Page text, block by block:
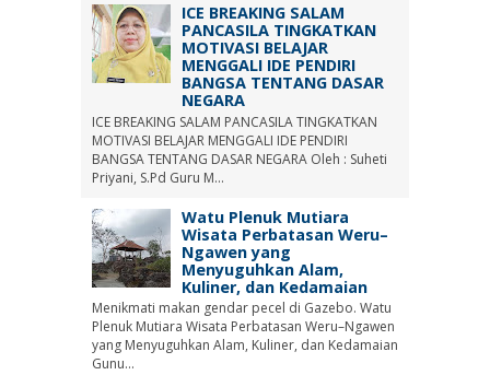
ICE BREAKING SALAM
PANCASILA TINGKATKAN
MOTIVASI BELAJAR
MENGGALI IDE PENDIRI
BANGSA TENTANG DASAR
NEGARA
ICE BREAKING SALAM PANCASILA TINGKATKAN
MOTIVASI BELAJAR MENGGALI IDE PENDIRI
BANGSA TENTANG DASAR NEGARA Oleh : Suheti
Priyani, S.Pd Guru M...
Watu Plenuk Mutiara
Wisata Perbatasan Weru–
Ngawen yang
Menyuguhkan Alam,
Kuliner, dan Kedamaian
Menikmati makan gendar pecel di Gazebo. Watu
Plenuk Mutiara Wisata Perbatasan Weru–Ngawen
yang Menyuguhkan Alam, Kuliner, dan Kedamaian
Gunu...